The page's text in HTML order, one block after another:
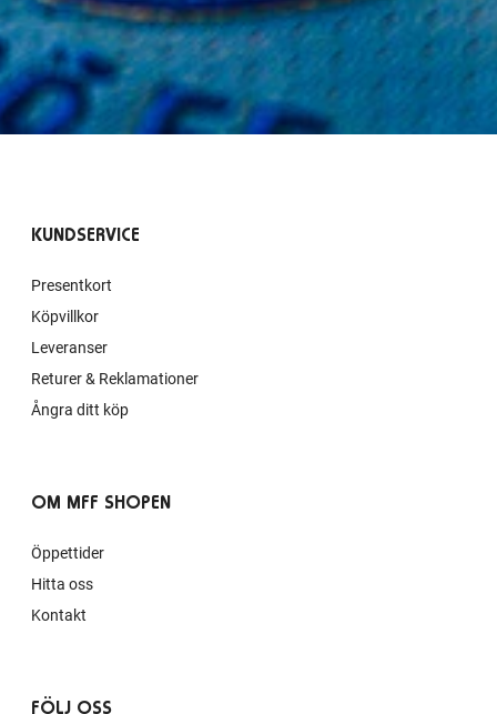
KUNDSERVICE
Presentkort
Köpvillkor
Leveranser
Returer & Reklamationer
Ångra ditt köp
OM MFF SHOPEN
Öppettider
Hitta oss
Kontakt
FÖLJ OSS